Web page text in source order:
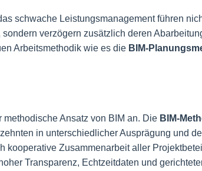
schwache Leistungsmanagement führen
verzögern zusätzlich deren
Arbeitsmethodik wie es die BIM-
Ansatz von BIM an. Die BIM-
in unterschiedlicher Ausprägung und
kooperative Zusammenarbeit aller
Transparenz, Echtzeitdaten und